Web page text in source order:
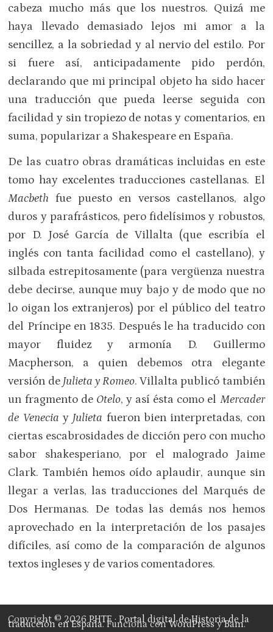
cabeza mucho más que los nuestros. Quizá me
haya llevado demasiado lejos mi amor a la
sencillez, a la sobriedad y al nervio del estilo. Por
si fuere así, anticipadamente pido perdón,
declarando que mi principal objeto ha sido hacer
una traducción que pueda leerse seguida con
facilidad y sin tropiezo de notas y comentarios, en
suma, popularizar a Shakespeare en España.
De las cuatro obras dramáticas incluidas en este
tomo hay excelentes traducciones castellanas. El
Macbeth fue puesto en versos castellanos, algo
duros y parafrásticos, pero fidelísimos y robustos,
por D. José García de Villalta (que escribía el
inglés con tanta facilidad como el castellano), y
silbada estrepitosamente (para vergüenza nuestra
debe decirse, aunque muy bajo y de modo que no
lo oigan los extranjeros) por el público del teatro
del Príncipe en 1835. Después le ha traducido con
mayor fluidez y armonía D. Guillermo
Macpherson, a quien debemos otra elegante
versión de Julieta y Romeo. Villalta publicó también
un fragmento de Otelo, y así ésta como el Mercader
de Venecia y Julieta fueron bien interpretadas, con
ciertas escabrosidades de dicción pero con mucho
sabor shakesperiano, por el malogrado Jaime
Clark. También hemos oído aplaudir, aunque sin
llegar a verlas, las traducciones del Marqués de
Dos Hermanas. De todas las demás nos hemos
aprovechado en la interpretación de los pasajes
difíciles, así como de la comparación de algunos
textos ingleses y de varios comentadores.
Copyright © 2026PHTE · Portal digital de Historia de la
traducción en España. Funciona conWordPressyBam.